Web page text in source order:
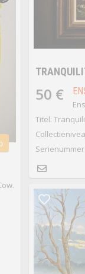
50 €
Titel: